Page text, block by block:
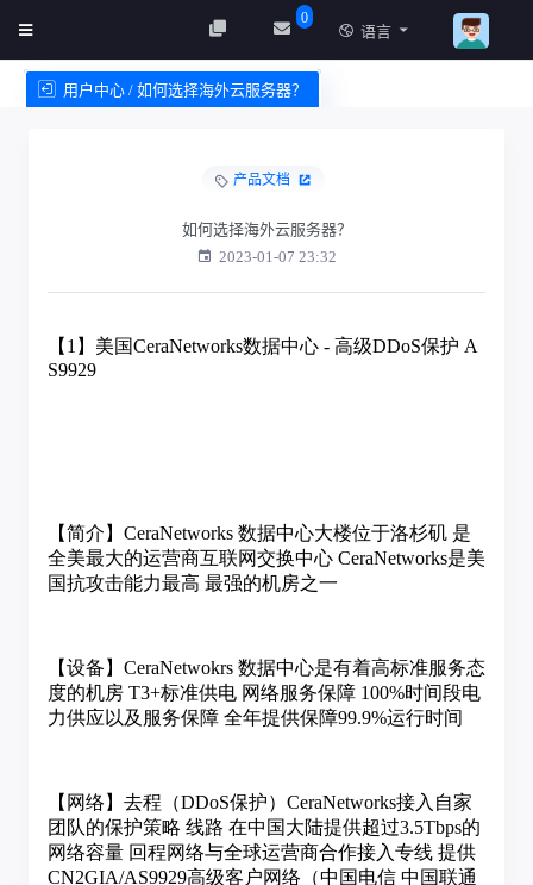
0
语言
用户中心 / 如何选择海外云服务器？
产品文档
如何选择海外云服务器？
2023-01-07 23:32